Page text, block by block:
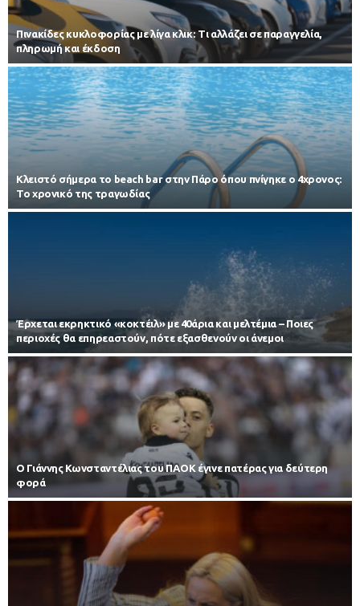
Πινακίδες κυκλοφορίας με λίγα κλικ: Τι αλλάζει σε παραγγελία,
πληρωμή και έκδοση
Κλειστό σήμερα το beach bar στην Πάρο όπου πνίγηκε ο 4χρονος:
Το χρονικό της τραγωδίας
Έρχεται εκρηκτικό «κοκτέιλ» με 40άρια και μελτέμια – Ποιες
περιοχές θα επηρεαστούν, πότε εξασθενούν οι άνεμοι
Ο Γιάννης Κωνσταντέλιας του ΠΑΟΚ έγινε πατέρας για δεύτερη
φορά